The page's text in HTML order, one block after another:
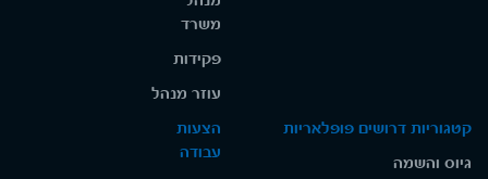
משרד
פקידות
עוזר מנהל
קטגוריות דרושים פופלאריות
גיוס והשמה
הצעות
עבודה